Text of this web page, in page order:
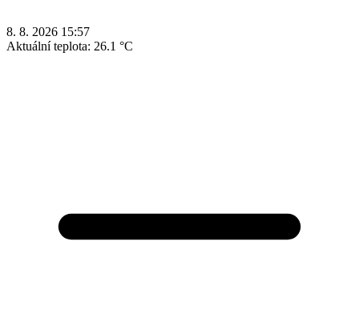
8. 8. 2026 15:57
Aktuální teplota: 26.1 °C